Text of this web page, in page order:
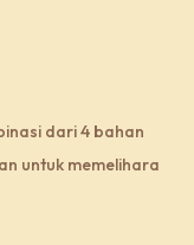
dari 4 bahan
untuk memelihara